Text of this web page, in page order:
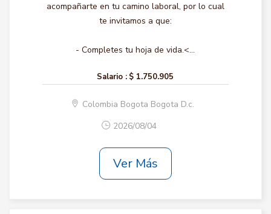
acompañarte en tu camino laboral, por lo cual
te invitamos a que:
- Completes tu hoja de vida.<...
Salario : $ 1.750.905
Colombia Bogota Bogota D.c.
2026/08/04
Ver Más